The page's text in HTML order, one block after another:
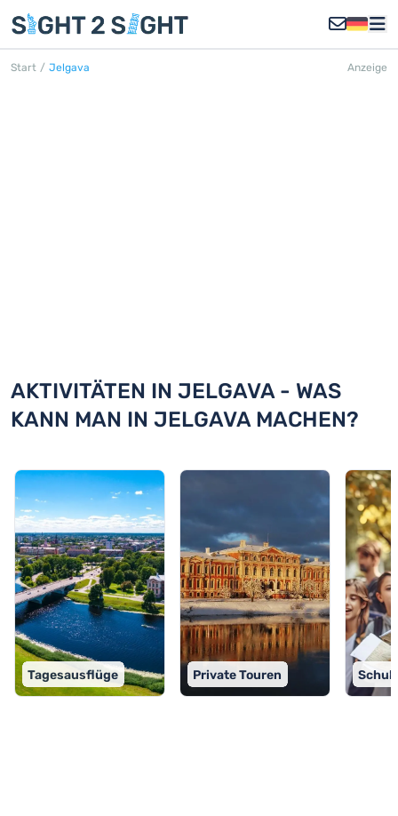
Start / Jelgava Anzeige
AKTIVITÄTEN IN JELGAVA - WAS
KANN MAN IN JELGAVA MACHEN?
Tagesausflüge Private Touren